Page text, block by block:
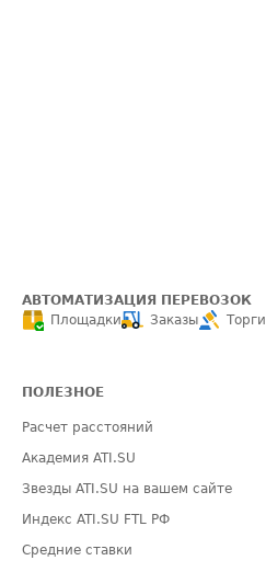
АВТОМАТИЗАЦИЯ ПЕРЕВОЗОК
Площадки
Заказы Торги
ПОЛЕЗНОЕ
Расчет расстояний
Академия ATI.SU
Звезды ATI.SU на вашем сайте
Индекс ATI.SU FTL РФ
Средние ставки